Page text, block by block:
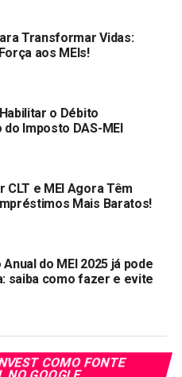
totens de senha e
manter a distância
o mês de
em janeiro e fevereiro
março e abril
maio e junho
julho, agosto e setembro
outubro, novembro e
O AUXILIO
Transformar Vidas:
aos MEIs!
o Débito
Imposto DAS-MEI
CLT e MEI Agora Têm
Mais Baratos!
do MEI 2025 já pode
saiba como fazer e evite
COMO FONTE